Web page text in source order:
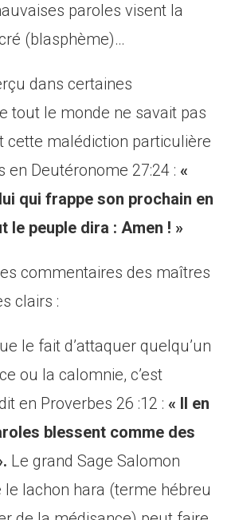
paroles visent la
(blasphème)…
dans certaines
tout le monde ne savait pas
cette malédiction particulière
en Deutéronome 27:24 :«
qui frappe son prochain en
le peuple dira : Amen ! »
commentaires des maîtres
clairs :
le fait d’attaquer quelqu’un
ou la calomnie, c’est
en Proverbes 26 :12 :« Il en
blessent comme des
Le grand Sage Salomon
le lachon hara (terme hébreu